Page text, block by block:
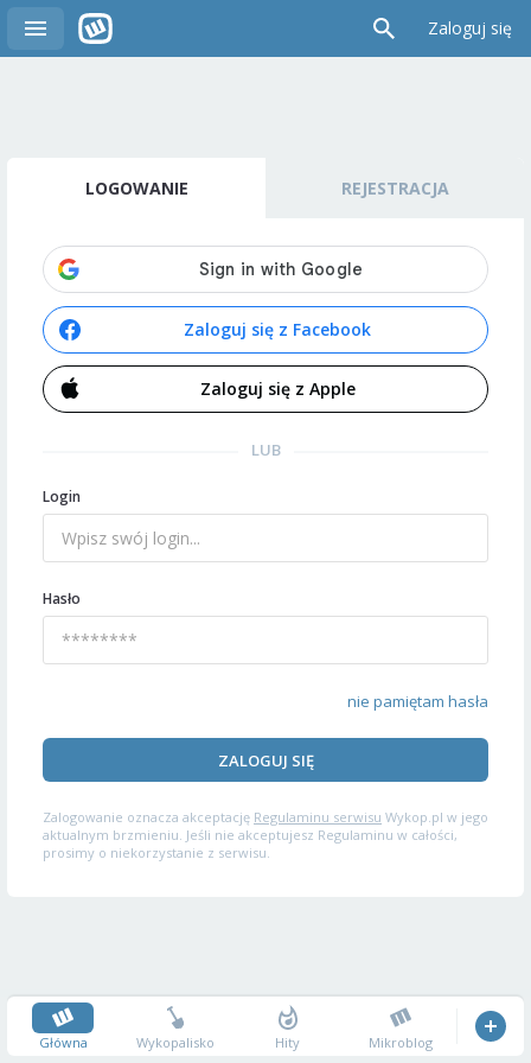
Zaloguj się
LOGOWANIE REJESTRACJA
Zaloguj się z Facebook
Zaloguj się z Apple
LUB
Login
Hasło
nie pamiętam hasła
ZALOGUJ SIĘ
Zalogowanie oznacza akceptację Regulaminu serwisu Wykop.pl w jego
aktualnym brzmieniu. Jeśli nie akceptujesz Regulaminu w całości,
prosimy o niekorzystanie z serwisu.
Główna Wykopalisko Hity Mikroblog